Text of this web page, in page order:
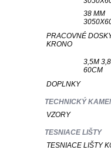
38 MM
PRACOVNÉ
KRONO
3,5M
60CM
DOPLNKY
TECHNICKÝ
VZORY
TESNIACE LIŠTY
TESNIACE LIŠTY